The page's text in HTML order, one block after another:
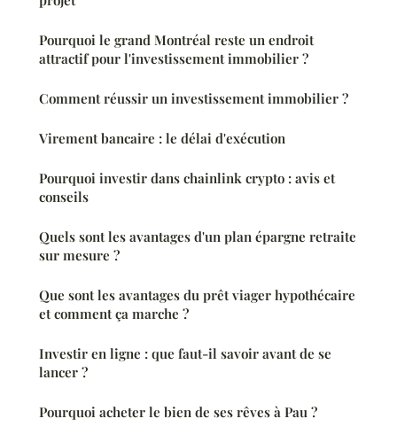
Pourquoi le grand Montréal reste un endroit
attractif pour l'investissement immobilier ?
Comment réussir un investissement immobilier ?
Virement bancaire : le délai d'exécution
Pourquoi investir dans chainlink crypto : avis et
conseils
Quels sont les avantages d'un plan épargne retraite
sur mesure ?
Que sont les avantages du prêt viager hypothécaire
et comment ça marche ?
Investir en ligne : que faut-il savoir avant de se
lancer ?
Pourquoi acheter le bien de ses rêves à Pau ?